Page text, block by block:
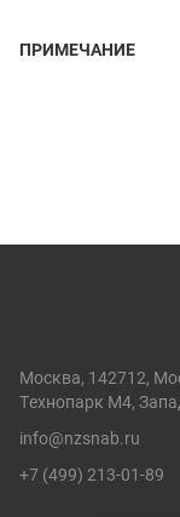
ПРИМЕЧАНИЕ
Москва, 142712,
Технопарк М4,
info@nzsnab.ru
+7 (499) 213-01-89